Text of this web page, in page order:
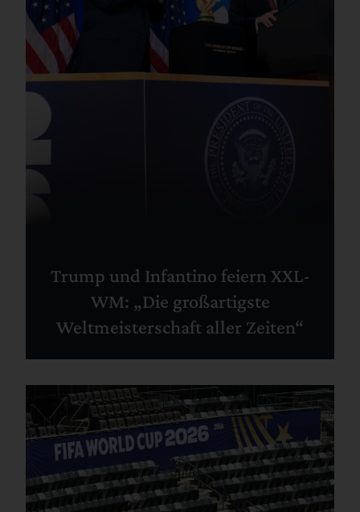
Trump und Infantino feiern XXL-
WM: „Die großartigste
Weltmeisterschaft aller Zeiten“